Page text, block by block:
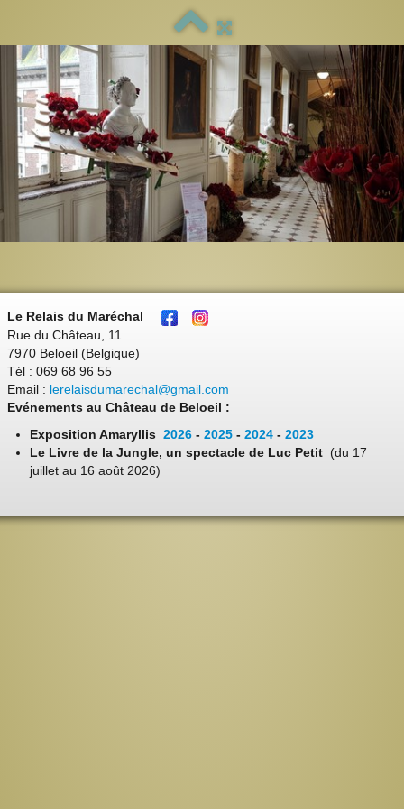
Le Relais du Maréchal
Rue du Château, 11
7970 Beloeil (Belgique)
Tél : 069 68 96 55
Email : lerelaisdumarechal@gmail.com
Evénements au Château de Beloeil :
Exposition Amaryllis 2026 - 2025 - 2024 - 2023
Le Livre de la Jungle, un spectacle de Luc Petit (du 17
juillet au 16 août 2026)